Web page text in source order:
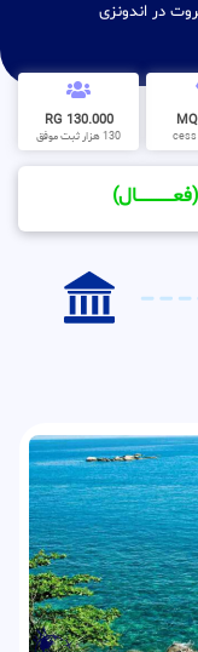
در اندونزی
130.000 RG
130 هزار ثبت موفق